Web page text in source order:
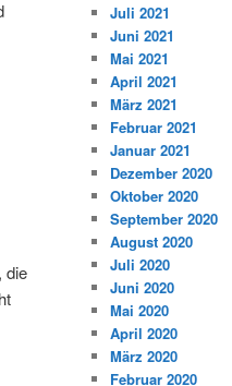
die
Juli 2021
Juni 2021
Mai 2021
April 2021
März 2021
Februar 2021
Januar 2021
Dezember 2020
Oktober 2020
September 2020
August 2020
Juli 2020
Juni 2020
Mai 2020
April 2020
März 2020
Februar 2020